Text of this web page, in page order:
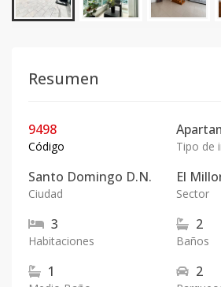
Resumen
9498
Código Tipo de
Santo Domingo D.N.
Ciudad
El
Sector
3
Habitaciones
2
Baños
1 2